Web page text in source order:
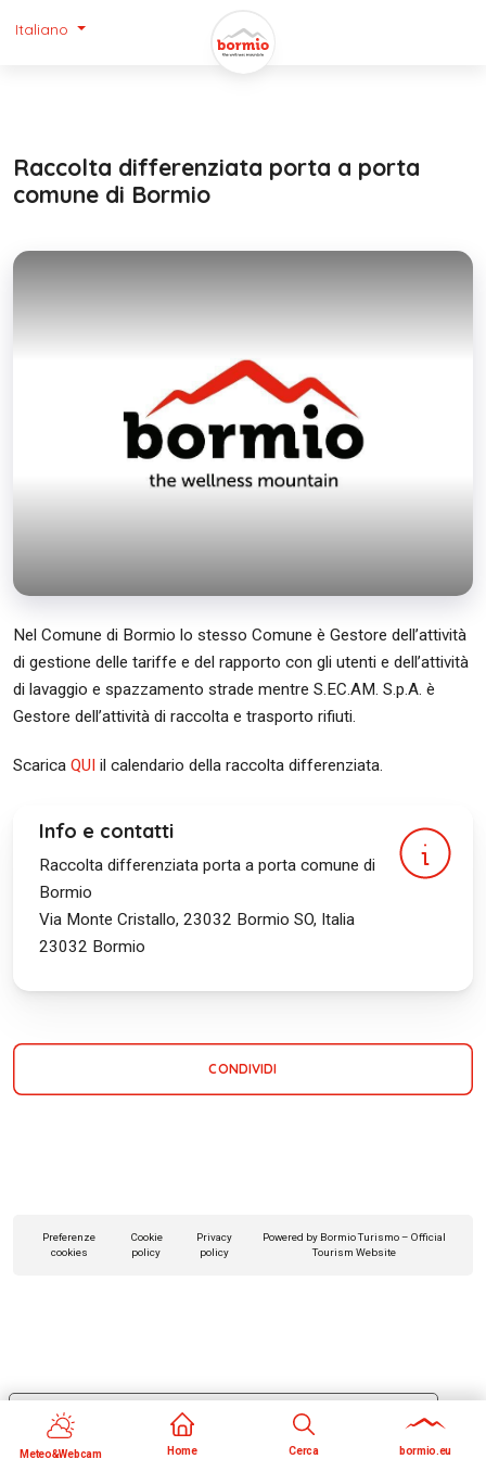
Italiano
Meteo&Webcam Home Cerca bormio.eu
Raccolta differenziata porta a porta
comune di Bormio
Nel Comune di Bormio lo stesso Comune è Gestore dell’attività
di gestione delle tariffe e del rapporto con gli utenti e dell’attività
di lavaggio e spazzamento strade mentre S.EC.AM. S.p.A. è
Gestore dell’attività di raccolta e trasporto rifiuti.
Scarica QUI il calendario della raccolta differenziata.
Info e contatti
Raccolta differenziata porta a porta comune di
Bormio
Via Monte Cristallo, 23032 Bormio SO, Italia
23032 Bormio
CONDIVIDI
Preferenze
cookies
Cookie
policy
Privacy
policy
Powered by Bormio Turismo – Official
Tourism Website
Informativa sulla raccolta
Le tue preferenze relative alla privacy